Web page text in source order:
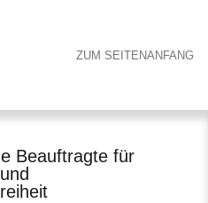
ZUM SEITENANFANG
Beauftragte für